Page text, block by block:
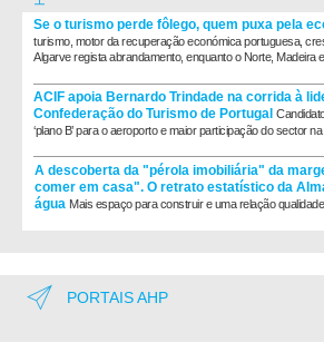
Se o turismo perde fôlego, quem puxa pela
turismo, motor da recuperação económica portuguesa,
Algarve regista abrandamento, enquanto o Norte, Madeira e
ACIF apoia Bernardo Trindade na corrida à
Confederação do Turismo de Portugal
‘plano B’ para o aeroporto e maior participação do sector
A descoberta da "pérola imobiliária" da
comer em casa". O retrato estatístico da
água Mais espaço para construir e uma relação
PORTAIS AHP